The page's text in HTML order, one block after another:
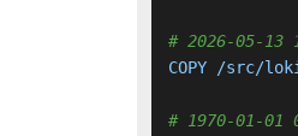
# 2026-05-13
COPY /src/
# 1970-01-01